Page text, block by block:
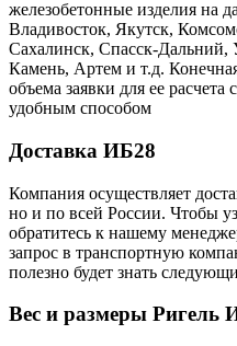
железобетонные изделия на
Владивосток, Якутск,
Сахалинск, Спасск-Дальний,
Камень, Артем и т.д.
объема заявки для ее
удобным способом
Доставка ИБ28
Компания осуществляет
но и по всей России. Чтобы
обратитесь к нашему
запрос в транспортную
полезно будет знать
Вес и размеры Ригель